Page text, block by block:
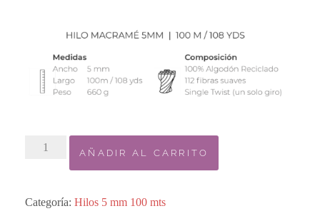
-
AÑADIR AL CARRITO
Categoría: Hilos 5 mm 100 mts